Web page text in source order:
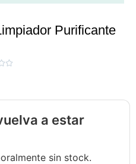
Purificante

a estar
sin stock.